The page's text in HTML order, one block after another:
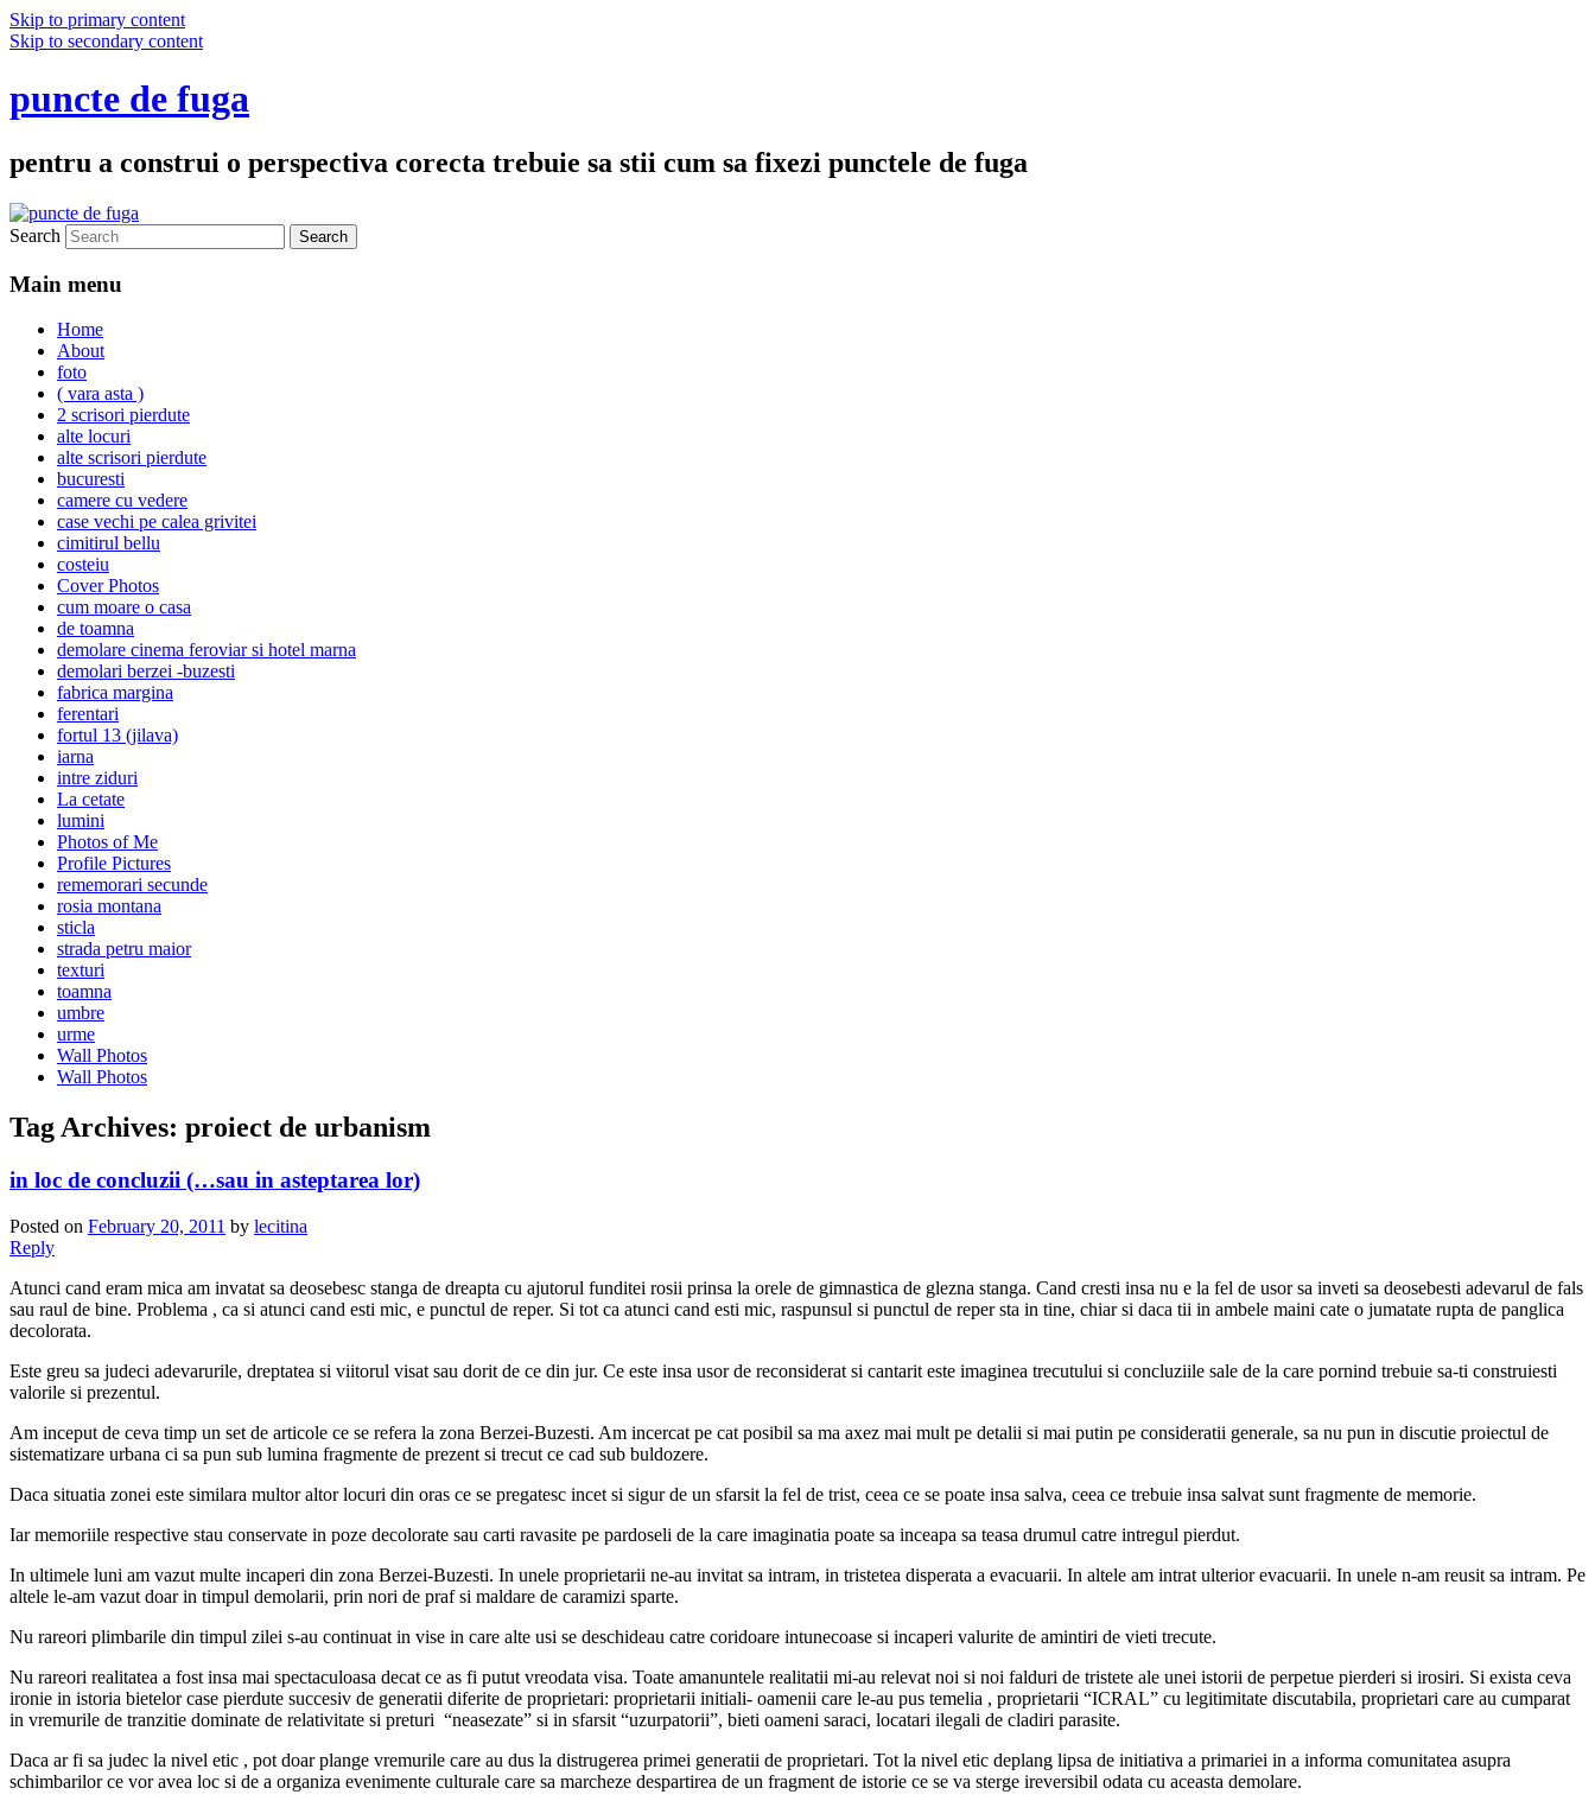
Skip to primary content
Skip to secondary content
puncte de fuga
pentru a construi o perspectiva corecta trebuie sa stii cum sa fixezi punctele de fuga
Search
Main menu
Home
About
foto
( vara asta )
2 scrisori pierdute
alte locuri
alte scrisori pierdute
bucuresti
camere cu vedere
case vechi pe calea grivitei
cimitirul bellu
costeiu
Cover Photos
cum moare o casa
de toamna
demolare cinema feroviar si hotel marna
demolari berzei -buzesti
fabrica margina
ferentari
fortul 13 (jilava)
iarna
intre ziduri
La cetate
lumini
Photos of Me
Profile Pictures
rememorari secunde
rosia montana
sticla
strada petru maior
texturi
toamna
umbre
urme
Wall Photos
Wall Photos
Tag Archives: proiect de urbanism
in loc de concluzii (…sau in asteptarea lor)
Posted on February 20, 2011 by lecitina
Reply
Atunci cand eram mica am invatat sa deosebesc stanga de dreapta cu ajutorul funditei rosii prinsa la orele de gimnastica de glezna stanga. Cand cresti insa nu e la fel de usor sa inveti sa deosebesti adevarul de fals
sau raul de bine. Problema , ca si atunci cand esti mic, e punctul de reper. Si tot ca atunci cand esti mic, raspunsul si punctul de reper sta in tine, chiar si daca tii in ambele maini cate o jumatate rupta de panglica
decolorata.
Este greu sa judeci adevarurile, dreptatea si viitorul visat sau dorit de ce din jur. Ce este insa usor de reconsiderat si cantarit este imaginea trecutului si concluziile sale de la care pornind trebuie sa-ti construiesti
valorile si prezentul.
Am inceput de ceva timp un set de articole ce se refera la zona Berzei-Buzesti. Am incercat pe cat posibil sa ma axez mai mult pe detalii si mai putin pe consideratii generale, sa nu pun in discutie proiectul de
sistematizare urbana ci sa pun sub lumina fragmente de prezent si trecut ce cad sub buldozere.
Daca situatia zonei este similara multor altor locuri din oras ce se pregatesc incet si sigur de un sfarsit la fel de trist, ceea ce se poate insa salva, ceea ce trebuie insa salvat sunt fragmente de memorie.
Iar memoriile respective stau conservate in poze decolorate sau carti ravasite pe pardoseli de la care imaginatia poate sa inceapa sa teasa drumul catre intregul pierdut.
In ultimele luni am vazut multe incaperi din zona Berzei-Buzesti. In unele proprietarii ne-au invitat sa intram, in tristetea disperata a evacuarii. In altele am intrat ulterior evacuarii. In unele n-am reusit sa intram. Pe
altele le-am vazut doar in timpul demolarii, prin nori de praf si maldare de caramizi sparte.
Nu rareori plimbarile din timpul zilei s-au continuat in vise in care alte usi se deschideau catre coridoare intunecoase si incaperi valurite de amintiri de vieti trecute.
Nu rareori realitatea a fost insa mai spectaculoasa decat ce as fi putut vreodata visa. Toate amanuntele realitatii mi-au relevat noi si noi falduri de tristete ale unei istorii de perpetue pierderi si irosiri. Si exista ceva
ironie in istoria bietelor case pierdute succesiv de generatii diferite de proprietari: proprietarii initiali- oamenii care le-au pus temelia , proprietarii “ICRAL” cu legitimitate discutabila, proprietari care au cumparat
in vremurile de tranzitie dominate de relativitate si preturi “neasezate” si in sfarsit “uzurpatorii”, bieti oameni saraci, locatari ilegali de cladiri parasite.
Daca ar fi sa judec la nivel etic , pot doar plange vremurile care au dus la distrugerea primei generatii de proprietari. Tot la nivel etic deplang lipsa de initiativa a primariei in a informa comunitatea asupra
schimbarilor ce vor avea loc si de a organiza evenimente culturale care sa marcheze despartirea de un fragment de istorie ce se va sterge ireversibil odata cu aceasta demolare.